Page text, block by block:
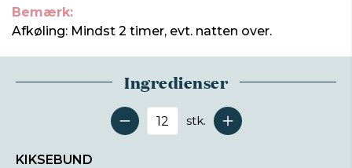
Bemærk:
Afkøling: Mindst 2 timer, evt. natten over.
Ingredienser
Antal serveringer
stk.
KIKSEBUND